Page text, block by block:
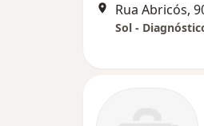
Rua Abricós,
Sol -